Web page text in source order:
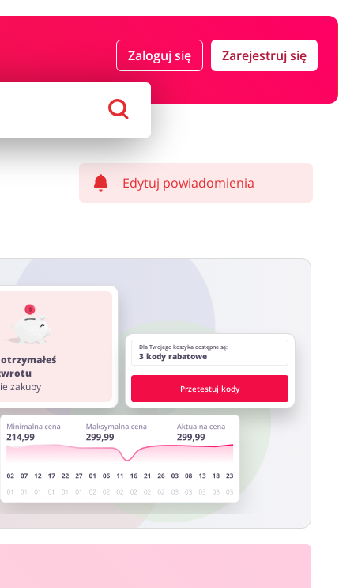
Zaloguj się Zarejestruj się
Edytuj powiadomienia
zakupy
Dla Twojego koszyka dostępne są:
3 kody rabatowe
Przetestuj kody